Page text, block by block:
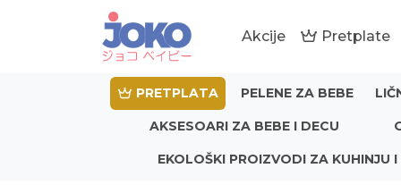
Akcije Pretplate
PRETPLATA PELENE ZA BEBE
AKSESOARI ZA BEBE I DECU
EKOLOŠKI PROIZVODI ZA KUHINJU